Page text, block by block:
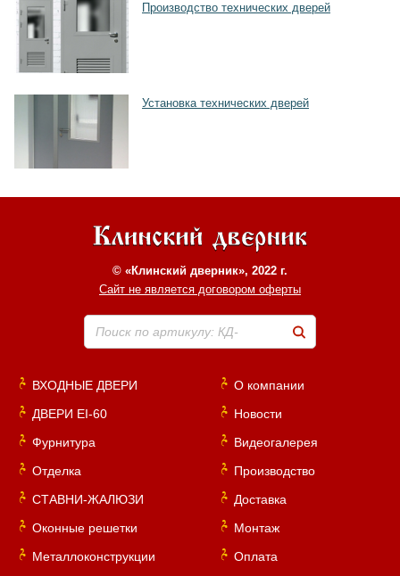
Хочу такую
Производство технических дверей
Установка технических дверей
© «Клинский дверник», 2022 г.
Сайт не является договором оферты
Поиск по артикулу: КД-
ВХОДНЫЕ ДВЕРИ
ДВЕРИ EI-60
Фурнитура
Отделка
СТАВНИ-ЖАЛЮЗИ
Оконные решетки
Металлоконструкции
О компании
Новости
Видеогалерея
Производство
Доставка
Монтаж
Оплата